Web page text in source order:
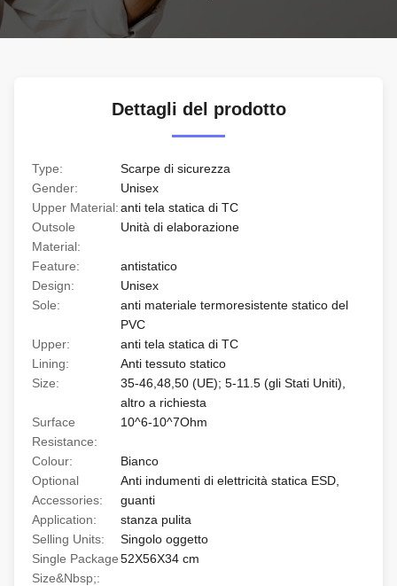
Dettagli del prodotto
Type:
Scarpe di sicurezza
Gender:
Unisex
Upper Material:anti tela statica di TC
Outsole
Material:
Unità di elaborazione
Feature:
antistatico
Design:
Unisex
Sole:
anti materiale termoresistente statico del
PVC
Upper:
anti tela statica di TC
Lining:
Anti tessuto statico
Size:
35-46,48,50 (UE); 5-11.5 (gli Stati Uniti),
altro a richiesta
Surface
Resistance:
10^6-10^7Ohm
Colour:
Bianco
Optional
Accessories:
Anti indumenti di elettricità statica ESD,
guanti
Application:
stanza pulita
Selling Units:
Singolo oggetto
Single Package
Size&Nbsp;:
52X56X34 cm